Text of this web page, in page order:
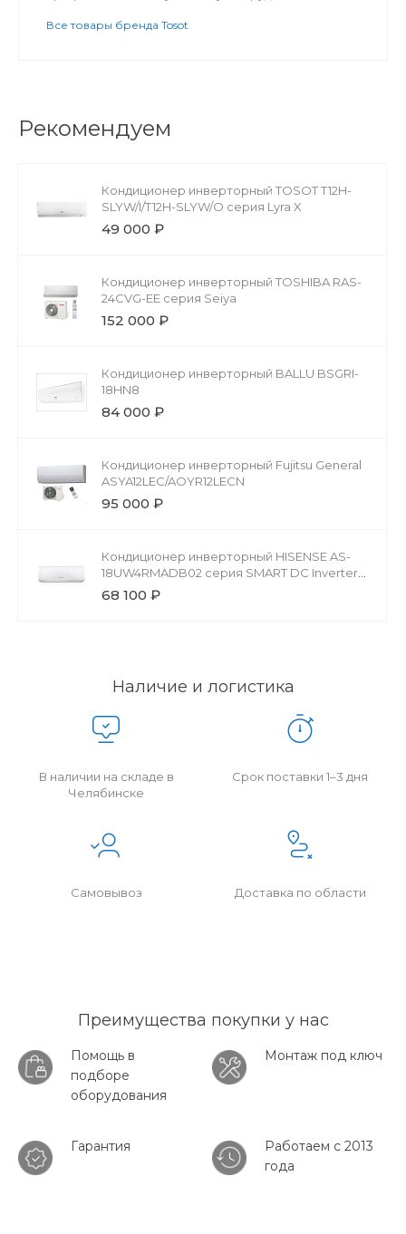
Все товары бренда Tosot
Рекомендуем
Кондиционер инверторный TOSOT T12H-
SLYW/I/T12H-SLYW/O серия Lyra X
49 000 ₽
Кондиционер инверторный TOSHIBA RAS-
24CVG-EE серия Seiya
152 000 ₽
Кондиционер инверторный BALLU BSGRI-
18HN8
84 000 ₽
Кондиционер инверторный Fujitsu General
ASYA12LEC/AOYR12LECN
95 000 ₽
Кондиционер инверторный HISENSE AS-
18UW4RMADB02 серия SMART DC Inverter
(R32)
68 100 ₽
Наличие и логистика
В наличии на складе в
Челябинске
Срок поставки 1–3 дня
Самовывоз Доставка по области
Преимущества покупки у нас
Помощь в
подборе
оборудования
Монтаж под ключ
Гарантия
Работаем с 2013
года